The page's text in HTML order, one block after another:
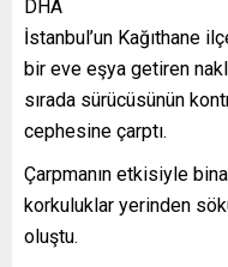
DHA
İstanbul’un Kağıthane
bir eve eşya getiren
sırada sürücüsünün
cephesine çarptı.
Çarpmanın etkisiyle
korkuluklar yerinden
oluştu.